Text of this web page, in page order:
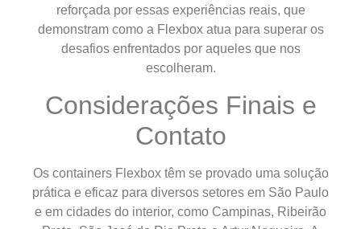
reforçada por essas experiências reais, que
demonstram como a Flexbox atua para superar os
desafios enfrentados por aqueles que nos
escolheram.
Considerações Finais e
Contato
Os containers Flexbox têm se provado uma solução
prática e eficaz para diversos setores em São Paulo
e em cidades do interior, como Campinas, Ribeirão